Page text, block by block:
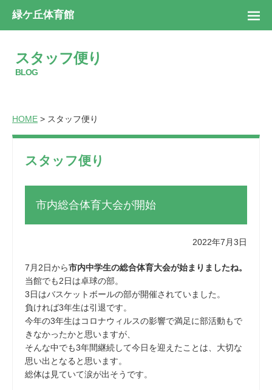
緑ケ丘体育館
スタッフ便り
BLOG
HOME > スタッフ便り
スタッフ便り
市内総合体育大会が開始
2022年7月3日
7月2日から市内中学生の総合体育大会が始まりましたね。
当館でも2日は卓球の部。
3日はバスケットボールの部が開催されていました。
負ければ3年生は引退です。
今年の3年生はコロナウィルスの影響で満足に部活動もで
きなかったかと思いますが、
そんな中でも3年間継続して今日を迎えたことは、大切な
思い出となると思います。
総体は見ていて涙が出そうです。